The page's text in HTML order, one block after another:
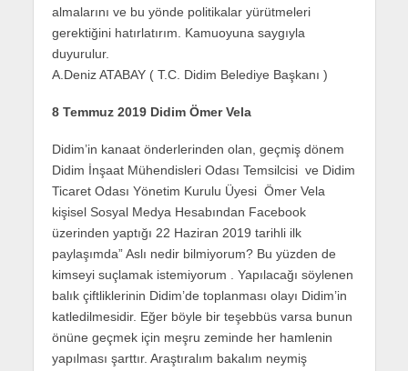
almalarını ve bu yönde politikalar yürütmeleri
gerektiğini hatırlatırım. Kamuoyuna saygıyla
duyurulur.
A.Deniz ATABAY ( T.C. Didim Belediye Başkanı )
8 Temmuz 2019 Didim Ömer Vela
Didim’in kanaat önderlerinden olan, geçmiş dönem
Didim İnşaat Mühendisleri Odası Temsilcisi ve Didim
Ticaret Odası Yönetim Kurulu Üyesi Ömer Vela
kişisel Sosyal Medya Hesabından Facebook
üzerinden yaptığı 22 Haziran 2019 tarihli ilk
paylaşımda” Aslı nedir bilmiyorum? Bu yüzden de
kimseyi suçlamak istemiyorum . Yapılacağı söylenen
balık çiftliklerinin Didim’de toplanması olayı Didim’in
katledilmesidir. Eğer böyle bir teşebbüs varsa bunun
önüne geçmek için meşru zeminde her hamlenin
yapılması şarttır. Araştıralım bakalım neymiş